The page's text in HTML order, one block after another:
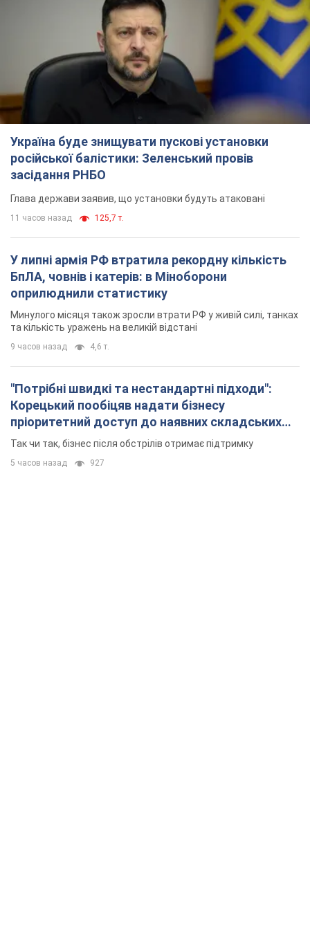
Україна буде знищувати пускові установки
російської балістики: Зеленський провів
засідання РНБО
Глава держави заявив, що установки будуть атаковані
11 часов назад 125,7 т.
У липні армія РФ втратила рекордну кількість
БпЛА, човнів і катерів: в Міноборони
оприлюднили статистику
Минулого місяця також зросли втрати РФ у живій силі, танках
та кількість уражень на великій відстані
9 часов назад 4,6 т.
"Потрібні швидкі та нестандартні підходи":
Корецький пообіцяв надати бізнесу
пріоритетний доступ до наявних складських
приміщень
Так чи так, бізнес після обстрілів отримає підтримку
5 часов назад 927